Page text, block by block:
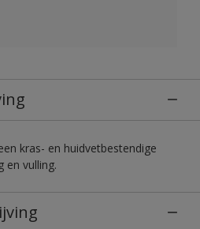
kras- en huidvetbestendige
en vulling.